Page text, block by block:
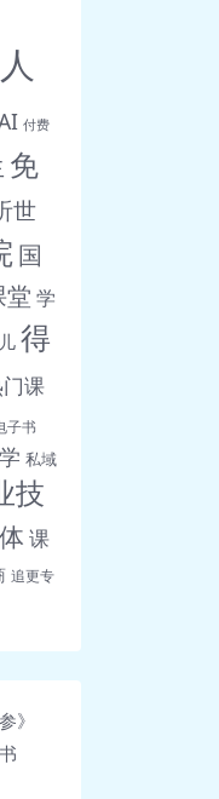
付费
免
世
国
堂 学
得
课
子书
私域
技
课
追更专
》